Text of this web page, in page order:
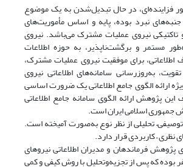
فزاینده‌ای، در حال تبدیل‌شدن به یک موضوع
نبرد بوده، پایه و اساس مأموریت‌های
تاکتیکی نیروی عملیات مشترک می‌باشد. نیروی
مستمر و برگشت‌ناپذیر، به حوزه اطلاعات
برای موفقیت نیروی عملیات مشترک،
به‌روزرسانی سامانه‌های اطلاعاتی نیروی
ارائه الگوی جامع اطلاعاتی یک ضرورت اساسی
پژوهش ارائه الگوی سامانه جامع اطلاعاتی
جمهوری اسلامی ایران است.
تحلیلی از نظر نوع به‌صورت آمیخته است.
– کاربردی قرار دارد.
پژوهش فرماندهان و مدیران اطلاعاتی نیروهای
به تعداد 86 نفر بوده که پس از تجزیه‌وتحلیل با روش کیفی و کمی